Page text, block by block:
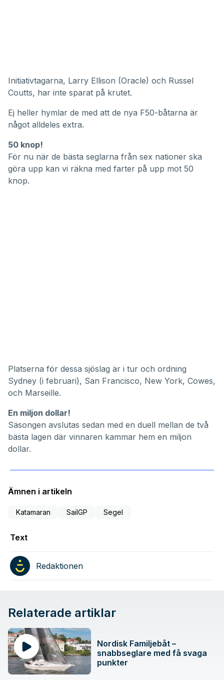
Initiativtagarna, Larry Ellison (Oracle) och Russel
Coutts, har inte sparat på krutet.
Ej heller hymlar de med att de nya F50-båtarna är
något alldeles extra.
50 knop!
För nu när de bästa seglarna från sex nationer ska
göra upp kan vi räkna med farter på upp mot 50
knop.
Platserna för dessa sjöslag är i tur och ordning
Sydney (i februari), San Francisco, New York, Cowes,
och Marseille.
En miljon dollar!
Säsongen avslutas sedan med en duell mellan de två
bästa lagen där vinnaren kammar hem en miljon
dollar.
Ämnen i artikeln
Katamaran SailGP Segel
Text
Redaktionen
Relaterade artiklar
Nordisk Familjebåt –
snabbseglare med få svaga
punkter